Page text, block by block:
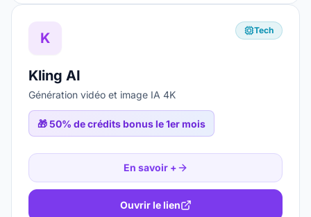
K Tech
Kling AI
Génération vidéo et image IA 4K
🎁50% de crédits bonus le 1er mois
En savoir +
Ouvrir le lien